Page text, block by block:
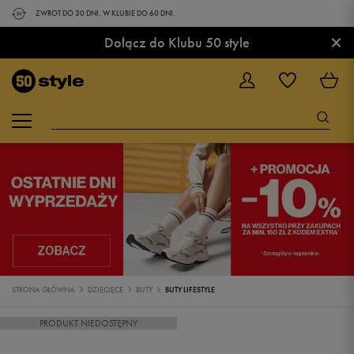
ZWROT DO 30 DNI. W KLUBIE DO 60 DNI.
Dołącz do Klubu 50 style ×
STRONA GŁÓWNA DZIECIĘCE BUTY BUTY LIFESTYLE
PRODUKT NIEDOSTĘPNY